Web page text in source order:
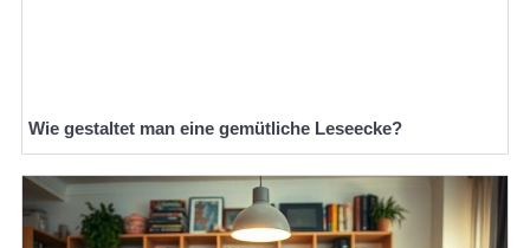
Wie gestaltet man eine gemütliche Leseecke?